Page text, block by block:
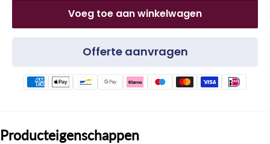
Voeg toe aan winkelwagen
Offerte aanvragen
Producteigenschappen